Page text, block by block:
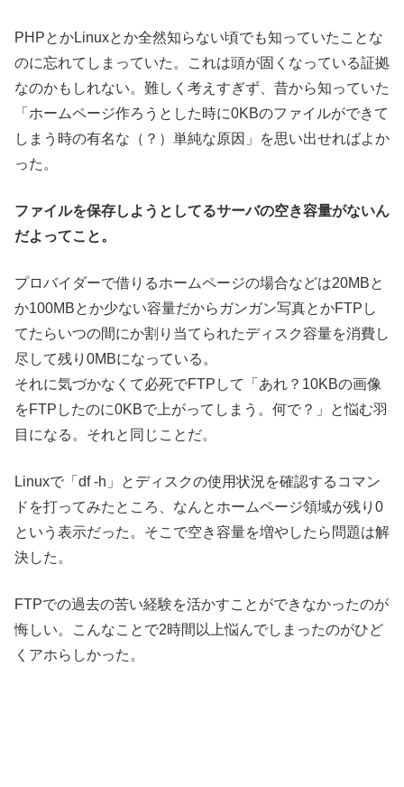
PHPとかLinuxとか全然知らない頃でも知っていたことな
のに忘れてしまっていた。これは頭が固くなっている証拠
なのかもしれない。難しく考えすぎず、昔から知っていた
「ホームページ作ろうとした時に0KBのファイルができて
しまう時の有名な（？）単純な原因」を思い出せればよか
った。
ファイルを保存しようとしてるサーバの空き容量がないん
だよってこと。
プロバイダーで借りるホームページの場合などは20MBと
か100MBとか少ない容量だからガンガン写真とかFTPし
てたらいつの間にか割り当てられたディスク容量を消費し
尽して残り0MBになっている。
それに気づかなくて必死でFTPして「あれ？10KBの画像
をFTPしたのに0KBで上がってしまう。何で？」と悩む羽
目になる。それと同じことだ。
Linuxで「df -h」とディスクの使用状況を確認するコマン
ドを打ってみたところ、なんとホームページ領域が残り0
という表示だった。そこで空き容量を増やしたら問題は解
決した。
FTPでの過去の苦い経験を活かすことができなかったのが
悔しい。こんなことで2時間以上悩んでしまったのがひど
くアホらしかった。